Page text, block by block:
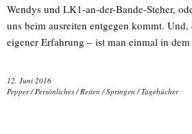
Wendys und LK1-an-der-Bande-Steher,
uns beim ausreiten entgegen kommt. Und,
eigener Erfahrung – ist man einmal in
12. Juni 2016
Pepper/ Persönliches /Reiten /Springen /Tagebücher